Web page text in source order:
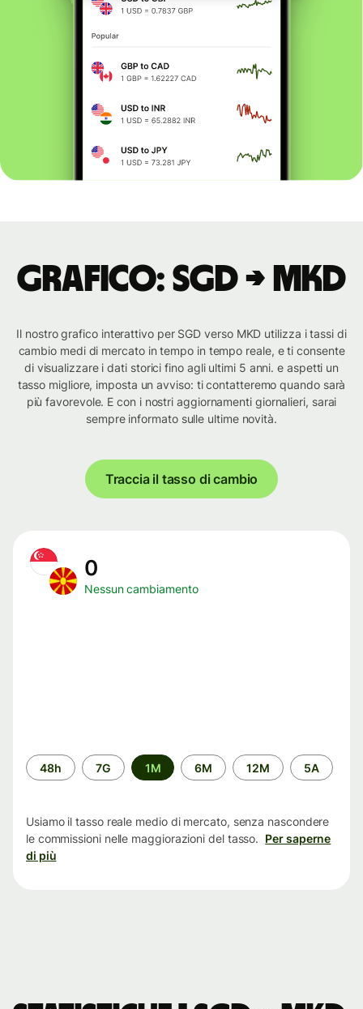
Grafico: SGD → MKD
Il nostro grafico interattivo per SGD verso MKD utilizza i tassi di
cambio medi di mercato in tempo in tempo reale, e ti consente
di visualizzare i dati storici fino agli ultimi 5 anni. e aspetti un
tasso migliore, imposta un avviso: ti contatteremo quando sarà
più favorevole. E con i nostri aggiornamenti giornalieri, sarai
sempre informato sulle ultime novità.
Traccia il tasso di cambio
0
Nessun cambiamento
Periodo
di
48h 7G 1M 6M 12M 5A
Usiamo il tasso reale medio di mercato, senza nascondere
le commissioni nelle maggiorazioni del tasso. Per saperne
di più